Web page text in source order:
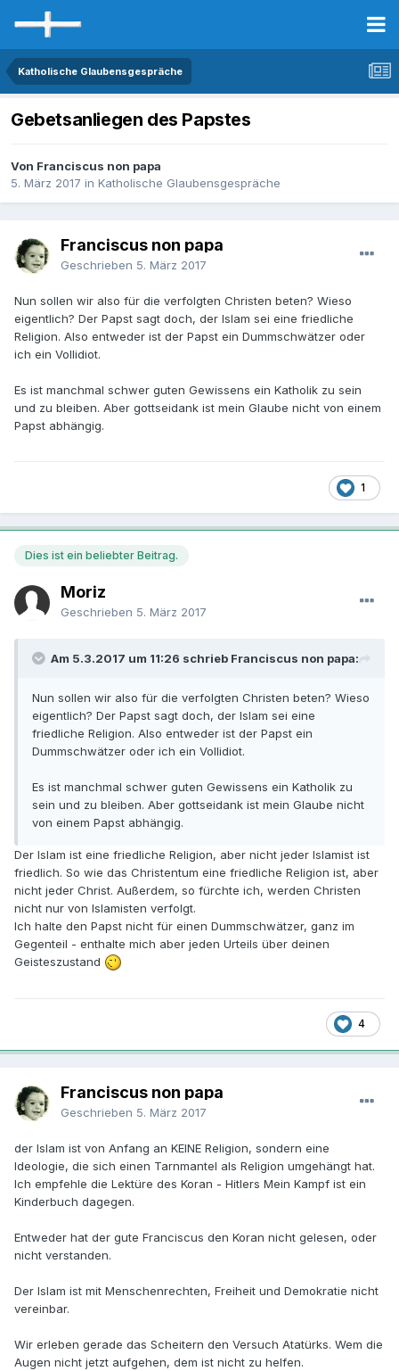
Katholische Glaubensgespräche
Gebetsanliegen des Papstes
Von Franciscus non papa
5. März 2017 in Katholische Glaubensgespräche
Franciscus non papa
Geschrieben 5. März 2017
Nun sollen wir also für die verfolgten Christen beten? Wieso
eigentlich? Der Papst sagt doch, der Islam sei eine friedliche
Religion. Also entweder ist der Papst ein Dummschwätzer oder
ich ein Vollidiot.
Es ist manchmal schwer guten Gewissens ein Katholik zu sein
und zu bleiben. Aber gottseidank ist mein Glaube nicht von einem
Papst abhängig.
1
Dies ist ein beliebter Beitrag.
Moriz
Geschrieben 5. März 2017
Am 5.3.2017 um 11:26 schrieb Franciscus non papa:
Nun sollen wir also für die verfolgten Christen beten? Wieso
eigentlich? Der Papst sagt doch, der Islam sei eine
friedliche Religion. Also entweder ist der Papst ein
Dummschwätzer oder ich ein Vollidiot.
Es ist manchmal schwer guten Gewissens ein Katholik zu
sein und zu bleiben. Aber gottseidank ist mein Glaube nicht
von einem Papst abhängig.
Der Islam ist eine friedliche Religion, aber nicht jeder Islamist ist
friedlich. So wie das Christentum eine friedliche Religion ist, aber
nicht jeder Christ. Außerdem, so fürchte ich, werden Christen
nicht nur von Islamisten verfolgt.
Ich halte den Papst nicht für einen Dummschwätzer, ganz im
Gegenteil - enthalte mich aber jeden Urteils über deinen
Geisteszustand
4
Franciscus non papa
Geschrieben 5. März 2017
der Islam ist von Anfang an KEINE Religion, sondern eine
Ideologie, die sich einen Tarnmantel als Religion umgehängt hat.
Ich empfehle die Lektüre des Koran - Hitlers Mein Kampf ist ein
Kinderbuch dagegen.
Entweder hat der gute Franciscus den Koran nicht gelesen, oder
nicht verstanden.
Der Islam ist mit Menschenrechten, Freiheit und Demokratie nicht
vereinbar.
Wir erleben gerade das Scheitern den Versuch Atatürks. Wem die
Augen nicht jetzt aufgehen, dem ist nicht zu helfen.